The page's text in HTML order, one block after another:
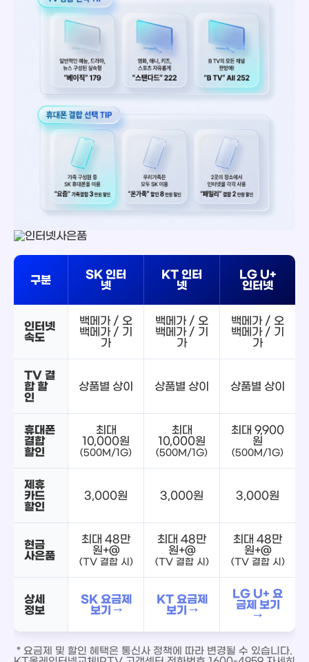
구분
SK 인터
넷
KT 인터
넷
LG U+
인터넷
인터넷
속도
백메가 / 오
백메가 / 기
가
백메가 / 오
백메가 / 기
가
백메가 / 오
백메가 / 기
가
TV 결
합 할
인
상품별 상이 상품별 상이 상품별 상이
휴대폰
결합
할인
최대
10,000원
(500M/1G)
최대
10,000원
(500M/1G)
최대 9,900
원
(500M/1G)
제휴
카드
할인
3,000원 3,000원 3,000원
현금
사은품
최대 48만
원+@
(TV 결합 시)
최대 48만
원+@
(TV 결합 시)
최대 48만
원+@
(TV 결합 시)
상세
정보
SK 요금제
보기 →
KT 요금제
보기 →
LG U+ 요
금제 보기
→
* 요금제 및 할인 혜택은 통신사 정책에 따라 변경될 수 있습니다.